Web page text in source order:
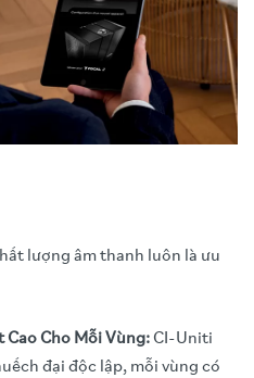
lượng âm thanh luôn là ưu
Cao Cho Mỗi Vùng:CI-Uniti
đại độc lập, mỗi vùng có